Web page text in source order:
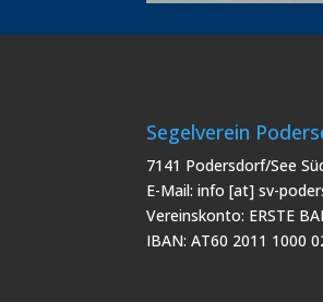
Segelverein
7141 Podersdorf/See
E-Mail: info [at] sv-
Vereinskonto: ERSTE
IBAN: AT60 2011 1000